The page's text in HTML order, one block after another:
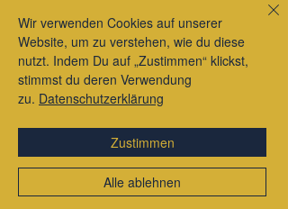
Datenschutzerklärung
Liefer- und Zahlungsbedingungen
Allgemeine Geschäftsbedingungen
Wir verwenden Cookies auf unserer
Website, um zu verstehen, wie du diese
nutzt. Indem Du auf „Zustimmen“ klickst,
stimmst du deren Verwendung
zu. Datenschutzerklärung
Alle ablehnen
Zustimmen